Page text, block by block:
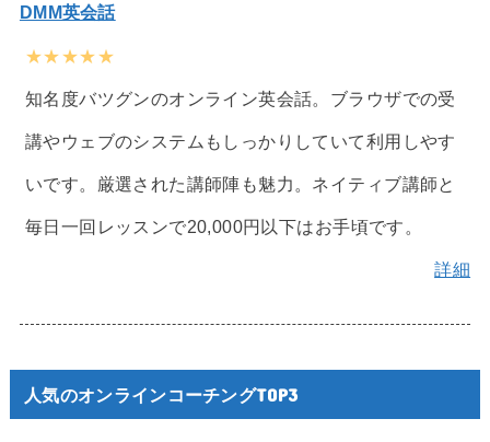
DMM英会話
★★★★★
知名度バツグンのオンライン英会話。ブラウザでの受
講やウェブのシステムもしっかりしていて利用しやす
いです。厳選された講師陣も魅力。ネイティブ講師と
毎日一回レッスンで20,000円以下はお手頃です。
詳細
人気のオンラインコーチングTOP3